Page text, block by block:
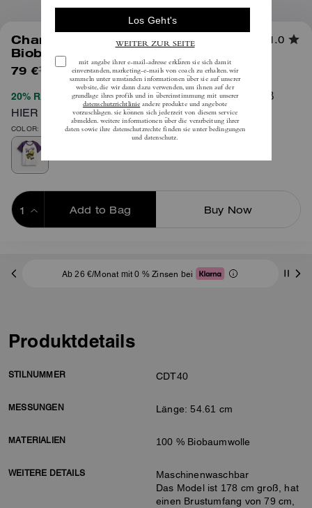
Charms Raglan-T-Shirt Aus
Biobaumwolle
1.0
79 €180 € (56%)inkl. MwSt.
20% RABATT BEIM CHECKOUT VOLLSTÄNDIGE AGB
HIER
COLOR: Vintage Elfenbein Multi
Add to Bag Buy Now
Ab 26 €/Monat mit 0 % Zinsen bei
Produktdetails
STILNUMMER CDT40
MESSUNGEN Länge: 54.61 cm
MATERIALIEN 100 % Biobaumwolle
WEITERE DETAILS
Maschinenwaschbar
Das Model ist 178 cm groß, hat
einen Brustumfang von 79 cm,